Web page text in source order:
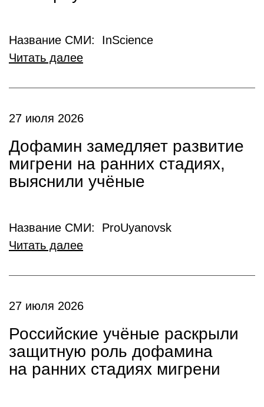
Название СМИ: InScience
Читать далее
27 июля 2026
Дофамин замедляет развитие
мигрени на ранних стадиях,
выяснили учёные
Название СМИ: ProUyanovsk
Читать далее
27 июля 2026
Российские учёные раскрыли
защитную роль дофамина
на ранних стадиях мигрени